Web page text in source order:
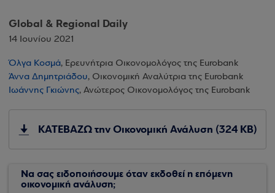
Global & Regional Daily
14 Ιουνίου 2021
Όλγα Κοσμά, Ερευνήτρια Οικονομολόγος της Eurobank
Άννα Δημητριάδου, Οικονομική Αναλύτρια της Eurobank
Ιωάννης Γκιώνης, Ανώτερος Οικονομολόγος της Eurobank
ΚΑΤΕΒΑΖΩ την Οικονομική Ανάλυση (324 KB)
Να σας ειδοποιήσουμε όταν εκδοθεί η επόμενη
οικονομική ανάλυση;